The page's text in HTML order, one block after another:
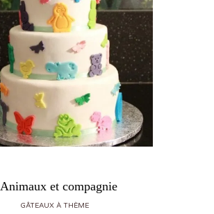
Animaux et compagnie
GÂTEAUX À THÈME